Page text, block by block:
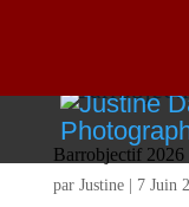
Barrobjectif 2026
par Justine| 7 Juin